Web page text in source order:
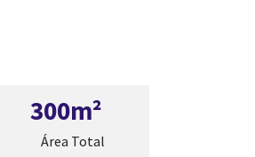
300m²
Área Total